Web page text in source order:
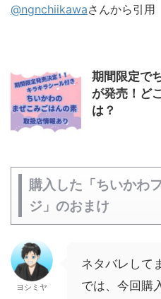
@ngnchiikawaさんから引用
期間限定で
が発売！ど
は？
購入した「ちいかわ
ジ」のおまけ
ヨシミヤ
ネタバレして
では、今回購